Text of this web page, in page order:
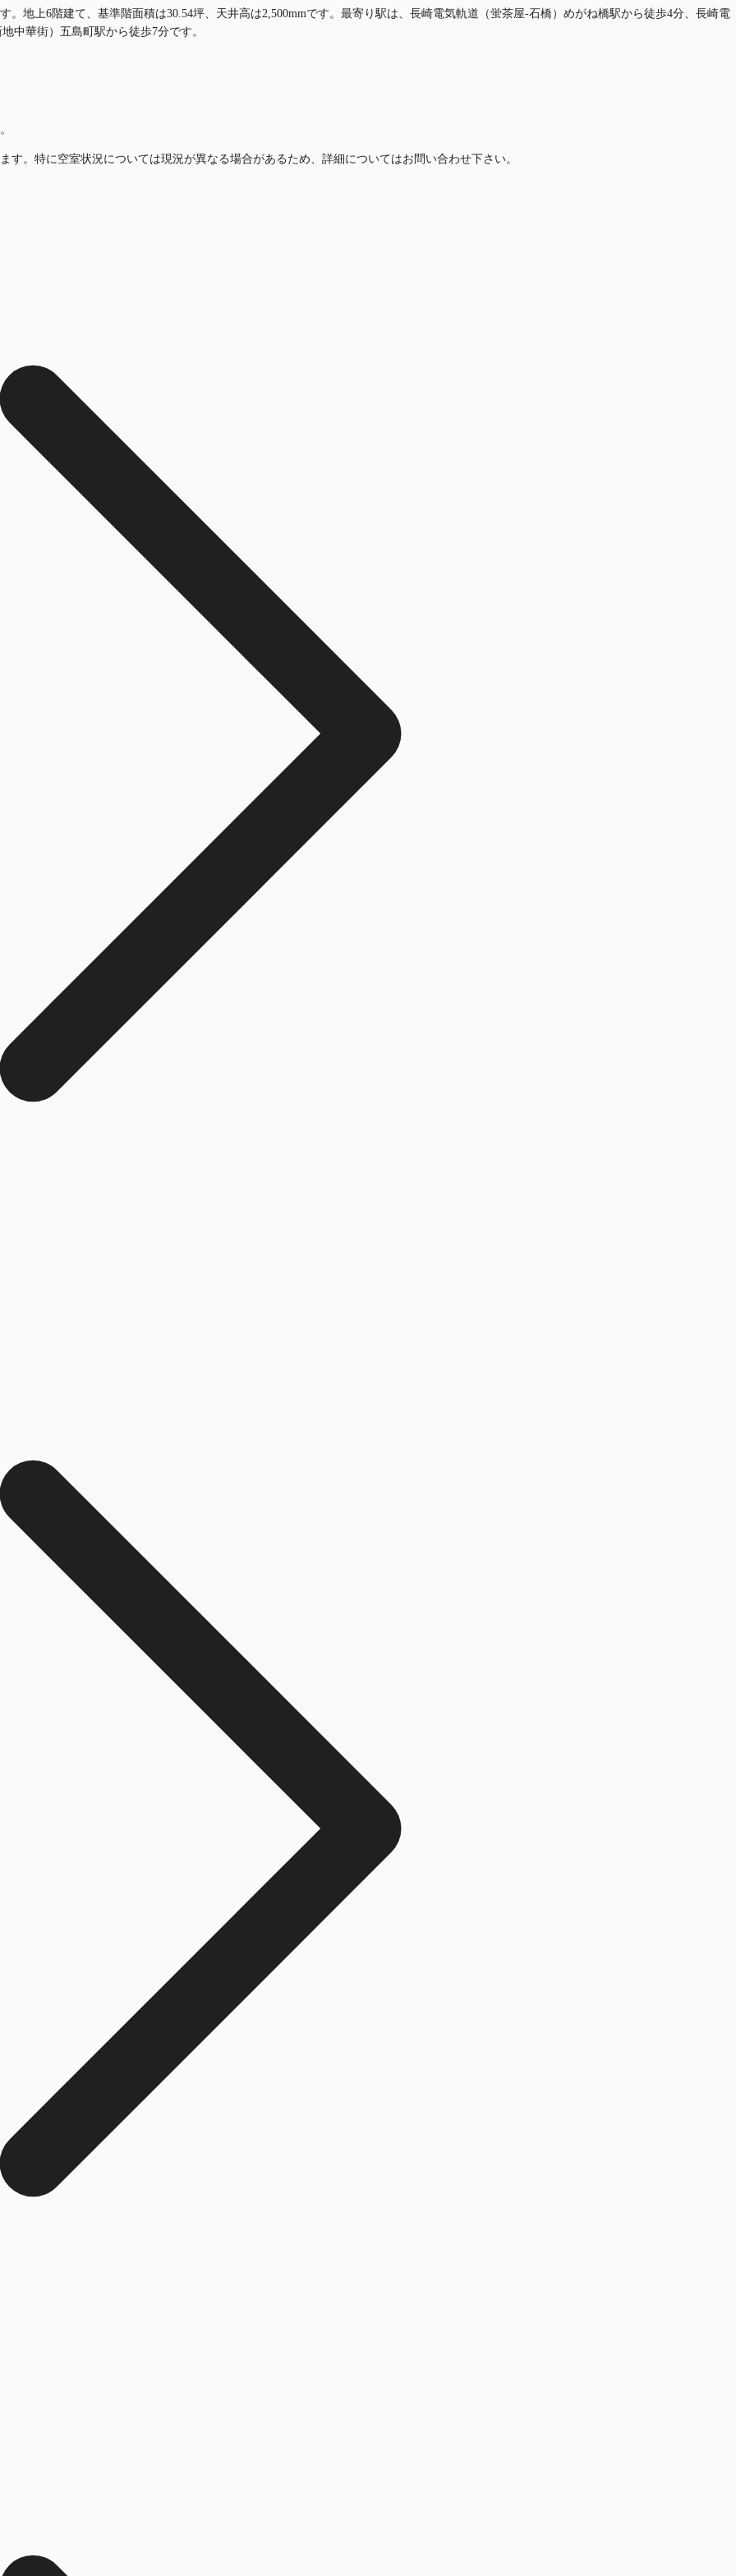
。地上6階建て、基準階面積は30.54坪、天井高は2,500mmです。最寄り駅は、長崎電気軌道（蛍茶屋-石橋）めがね橋駅から徒歩4分、長崎電
中華街）五島町駅から徒歩7分です。
。特に空室状況については現況が異なる場合があるため、詳細についてはお問い合わせ下さい。